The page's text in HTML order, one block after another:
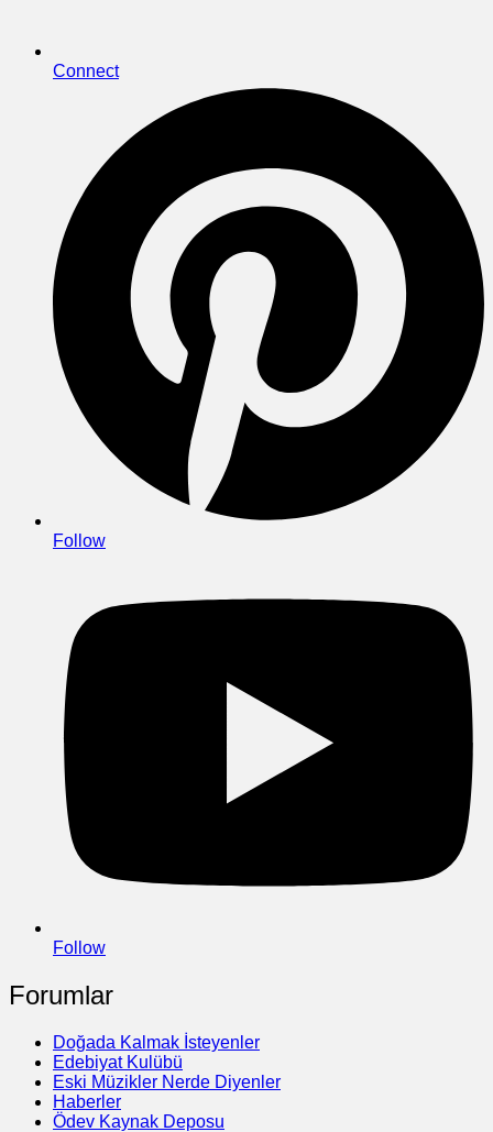
Connect
Follow
Follow
Forumlar
Doğada Kalmak İsteyenler
Edebiyat Kulübü
Eski Müzikler Nerde Diyenler
Haberler
Ödev Kaynak Deposu